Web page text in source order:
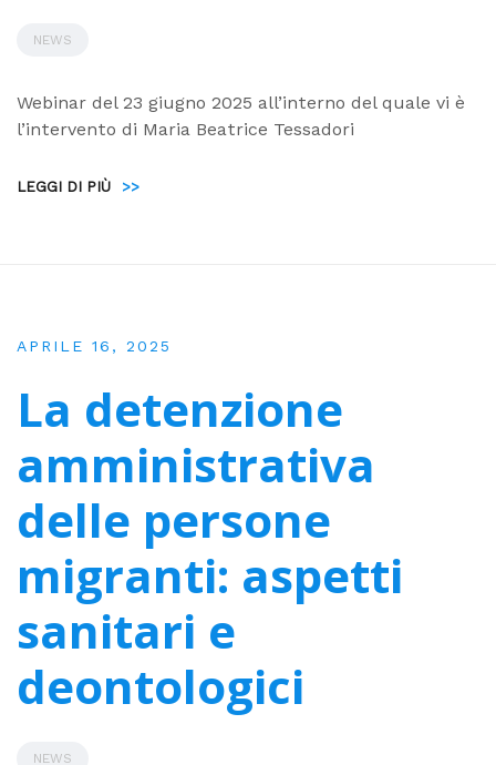
NEWS
Webinar del 23 giugno 2025 all’interno del quale vi è
l’intervento di Maria Beatrice Tessadori
LEGGI DI PIÙ >>
APRILE 16, 2025
La detenzione
amministrativa
delle persone
migranti: aspetti
sanitari e
deontologici
NEWS